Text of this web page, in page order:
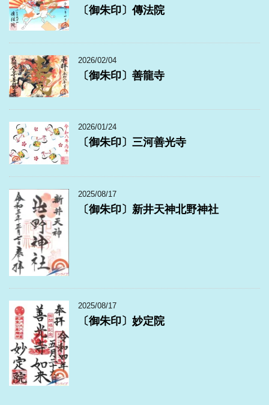
〔御朱印〕傳法院
2026/02/04
〔御朱印〕善龍寺
2026/01/24
〔御朱印〕三河善光寺
2025/08/17
〔御朱印〕新井天神北野神社
2025/08/17
〔御朱印〕妙定院